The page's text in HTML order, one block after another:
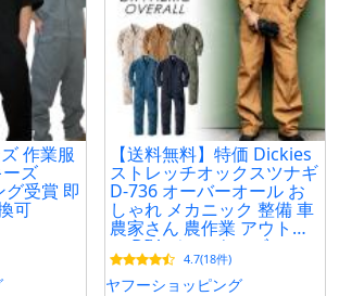
48799 48611 48300 48700
83297 DB100
作業服
ズ
受賞 即
可
【送料無料】特価 Dickies
ストレッチオックスツナギ
D-736 オーバーオール お
しゃれ メカニック 整備 車
農家さん 農作業 アウトド
ア DIY ディッキーズ
4.7(18件)
ヤフーショッピング